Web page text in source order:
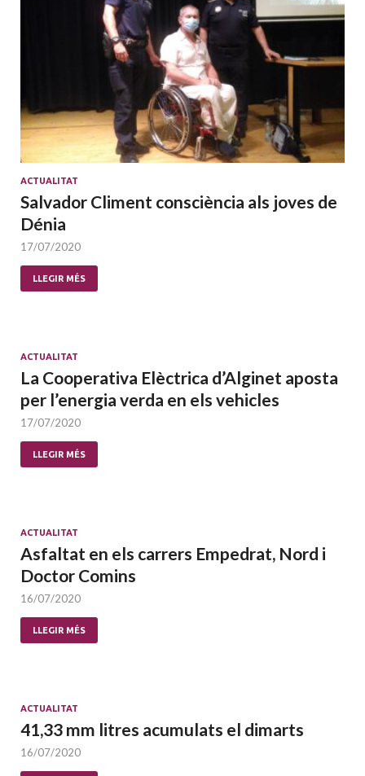
ACTUALITAT
Salvador Climent consciència als joves de
Dénia
17/07/2020
LLEGIR MÉS
ACTUALITAT
La Cooperativa Elèctrica d’Alginet aposta
per l’energia verda en els vehicles
17/07/2020
LLEGIR MÉS
ACTUALITAT
Asfaltat en els carrers Empedrat, Nord i
Doctor Comins
16/07/2020
LLEGIR MÉS
ACTUALITAT
41,33 mm litres acumulats el dimarts
16/07/2020